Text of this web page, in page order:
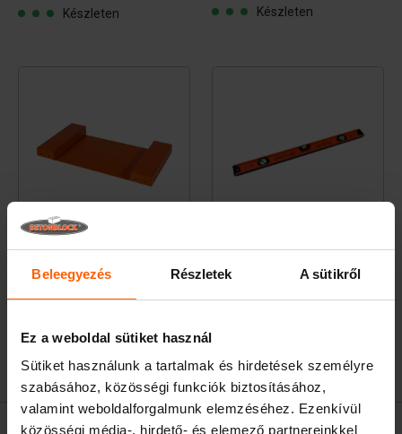
Beleegyezés Részletek A sütikről
Ez a weboldal sütiket használ
Sütiket használunk a tartalmak és hirdetések személyre
szabásához, közösségi funkciók biztosításához,
valamint weboldalforgalmunk elemzéséhez. Ezenkívül
közösségi média-, hirdető- és elemező partnereinkkel
Készleten
Készleten
Készleten